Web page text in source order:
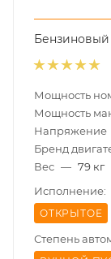
Мощность
Мощность
Напряжение
Бренд
Вес — 79 кг
Исполнение:
ОТКРЫТОЕ
Степень